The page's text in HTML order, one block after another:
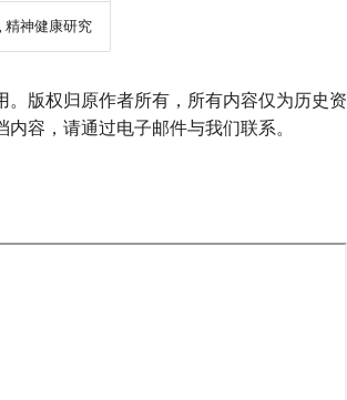
精神健康研究
版权归原作者所有，所有内容仅为历史资
容，请通过电子邮件与我们联系。